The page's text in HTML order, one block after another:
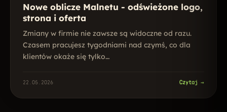
Nowe oblicze Malnetu - odświeżone logo,
strona i oferta
Zmiany w firmie nie zawsze są widoczne od razu.
Czasem pracujesz tygodniami nad czymś, co dla
klientów okaże się tylko…
22.05.2026 Czytaj →